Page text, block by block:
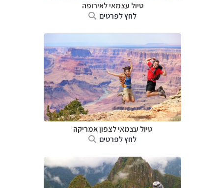
טיול עצמאי לאירופה
לחץ לפרטים
טיול עצמאי לצפון אמריקה
לחץ לפרטים